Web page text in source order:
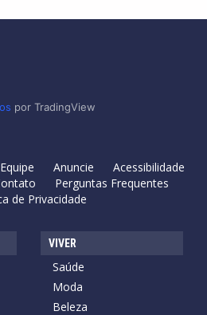
por TradingView
Anuncie
Acessibilidade
Perguntas Frequentes
de Privacidade
VIVER
Saúde
Moda
Beleza